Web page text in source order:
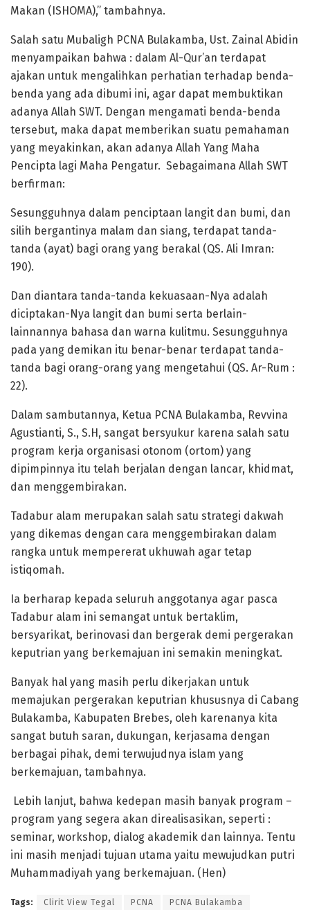
Makan (ISHOMA),” tambahnya.
Salah satu Mubaligh PCNA Bulakamba, Ust. Zainal Abidin
menyampaikan bahwa : dalam Al-Qur’an terdapat
ajakan untuk mengalihkan perhatian terhadap benda-
benda yang ada dibumi ini, agar dapat membuktikan
adanya Allah SWT. Dengan mengamati benda-benda
tersebut, maka dapat memberikan suatu pemahaman
yang meyakinkan, akan adanya Allah Yang Maha
Pencipta lagi Maha Pengatur. Sebagaimana Allah SWT
berfirman:
Sesungguhnya dalam penciptaan langit dan bumi, dan
silih bergantinya malam dan siang, terdapat tanda-
tanda (ayat) bagi orang yang berakal (QS. Ali Imran:
190).
Dan diantara tanda-tanda kekuasaan-Nya adalah
diciptakan-Nya langit dan bumi serta berlain-
lainnannya bahasa dan warna kulitmu. Sesungguhnya
pada yang demikan itu benar-benar terdapat tanda-
tanda bagi orang-orang yang mengetahui (QS. Ar-Rum :
22).
Dalam sambutannya, Ketua PCNA Bulakamba, Revvina
Agustianti, S., S.H, sangat bersyukur karena salah satu
program kerja organisasi otonom (ortom) yang
dipimpinnya itu telah berjalan dengan lancar, khidmat,
dan menggembirakan.
Tadabur alam merupakan salah satu strategi dakwah
yang dikemas dengan cara menggembirakan dalam
rangka untuk mempererat ukhuwah agar tetap
istiqomah.
Ia berharap kepada seluruh anggotanya agar pasca
Tadabur alam ini semangat untuk bertaklim,
bersyarikat, berinovasi dan bergerak demi pergerakan
keputrian yang berkemajuan ini semakin meningkat.
Banyak hal yang masih perlu dikerjakan untuk
memajukan pergerakan keputrian khususnya di Cabang
Bulakamba, Kabupaten Brebes, oleh karenanya kita
sangat butuh saran, dukungan, kerjasama dengan
berbagai pihak, demi terwujudnya islam yang
berkemajuan, tambahnya.
Lebih lanjut, bahwa kedepan masih banyak program –
program yang segera akan direalisasikan, seperti :
seminar, workshop, dialog akademik dan lainnya. Tentu
ini masih menjadi tujuan utama yaitu mewujudkan putri
Muhammadiyah yang berkemajuan. (Hen)
Tags: Clirit View Tegal PCNA PCNA Bulakamba